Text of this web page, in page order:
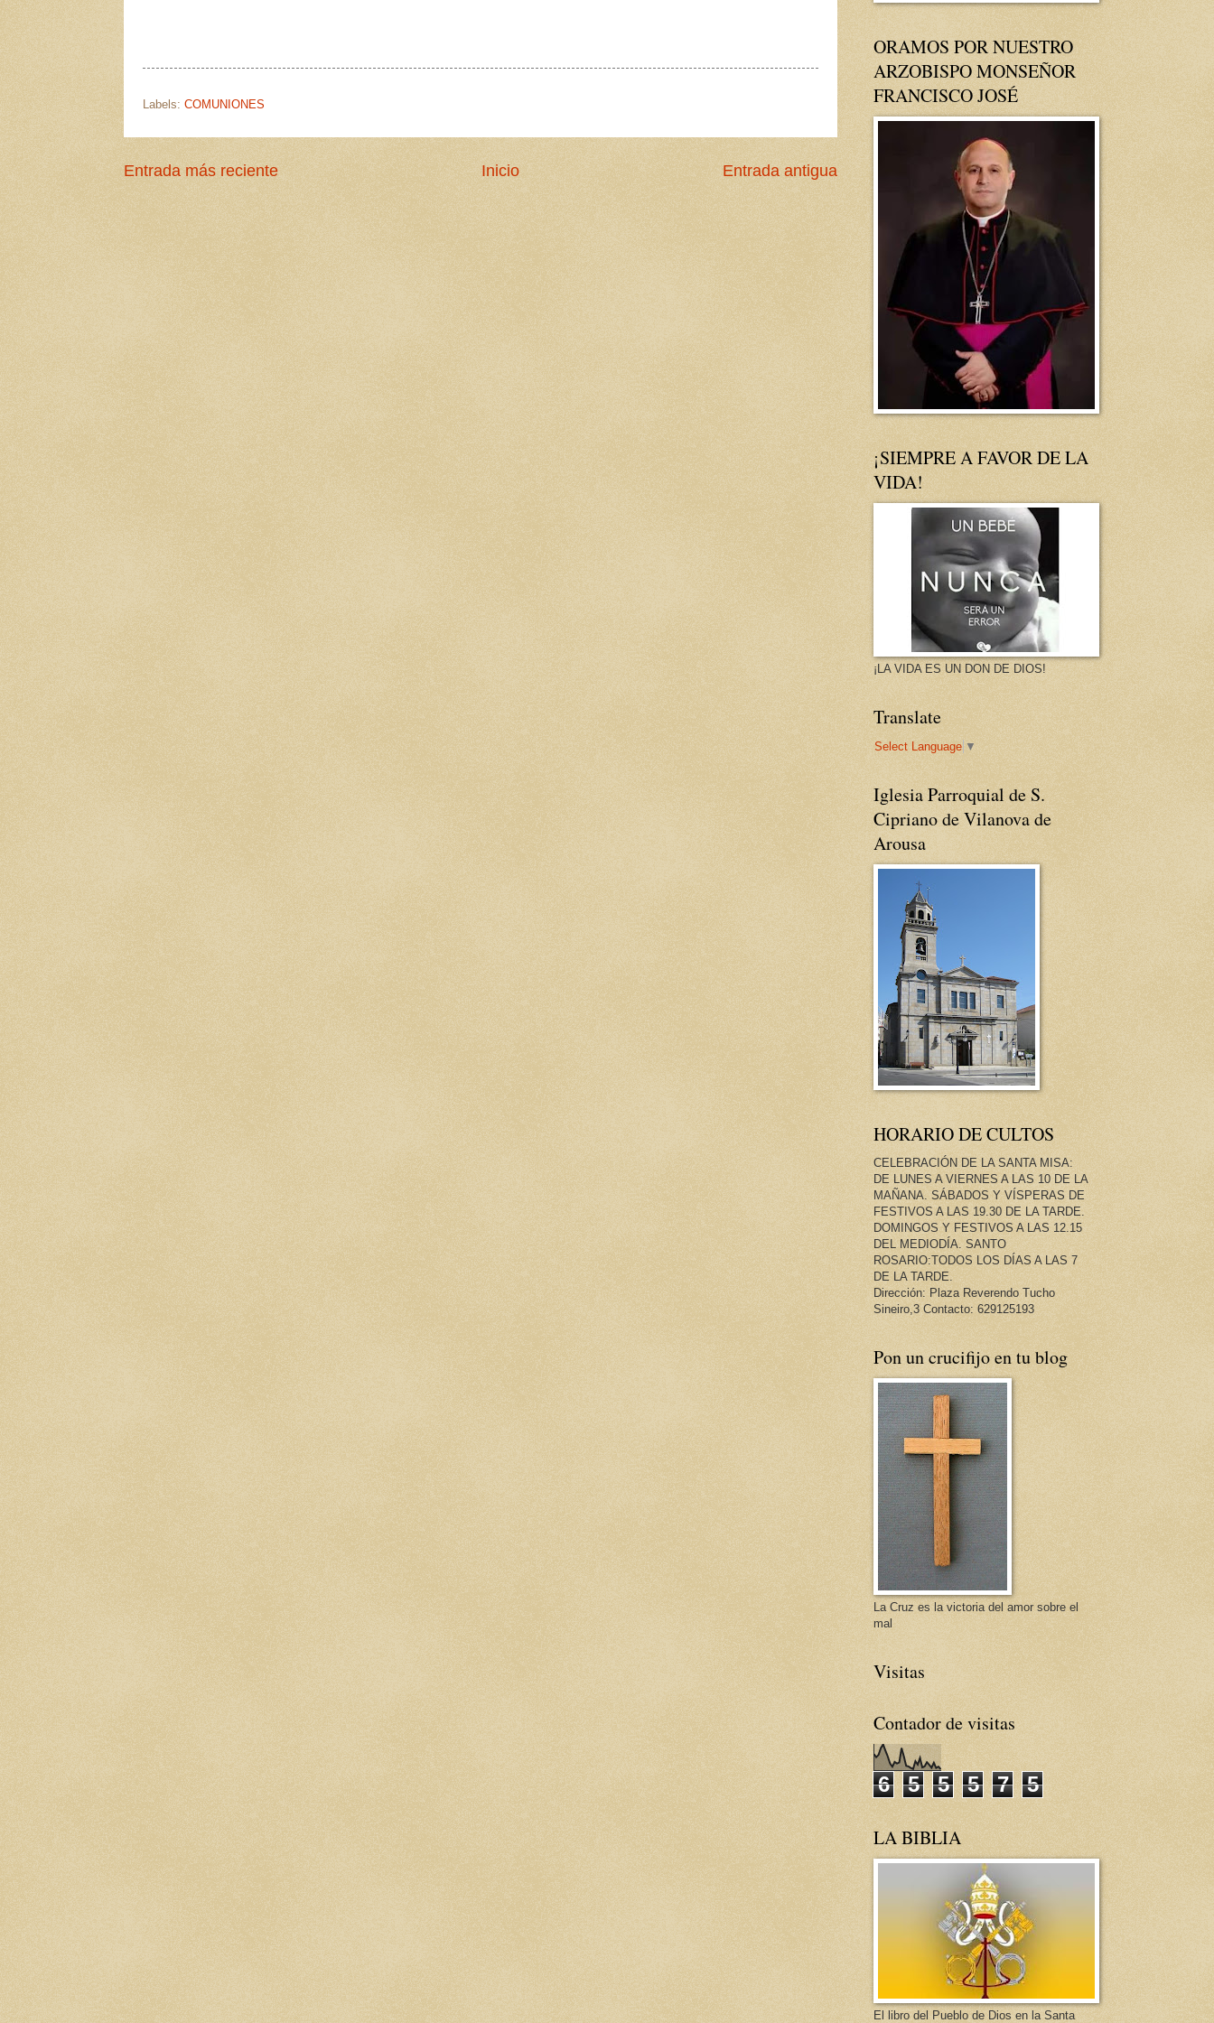
Labels: COMUNIONES
Entrada más reciente Entrada antigua
Inicio
ORAMOS POR NUESTRO
ARZOBISPO MONSEÑOR
FRANCISCO JOSÉ
¡SIEMPRE A FAVOR DE LA
VIDA!
¡LA VIDA ES UN DON DE DIOS!
Translate
Select Language ▼
Iglesia Parroquial de S.
Cipriano de Vilanova de
Arousa
HORARIO DE CULTOS
CELEBRACIÓN DE LA SANTA MISA:
DE LUNES A VIERNES A LAS 10 DE LA
MAÑANA. SÁBADOS Y VÍSPERAS DE
FESTIVOS A LAS 19.30 DE LA TARDE.
DOMINGOS Y FESTIVOS A LAS 12.15
DEL MEDIODÍA. SANTO
ROSARIO:TODOS LOS DÍAS A LAS 7
DE LA TARDE.
Dirección: Plaza Reverendo Tucho
Sineiro,3 Contacto: 629125193
Pon un crucifijo en tu blog
La Cruz es la victoria del amor sobre el
mal
Visitas
Contador de visitas
6 5 5 5 7 5
LA BIBLIA
El libro del Pueblo de Dios en la Santa